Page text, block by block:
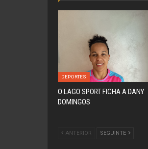
DEPORTES
O LAGO SPORT FICHA A DANY
DOMINGOS
ANTERIOR SEGUINTE